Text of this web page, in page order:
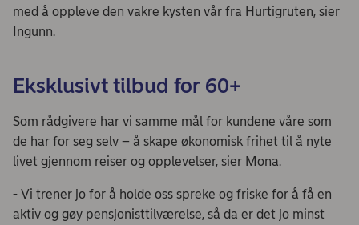
med å oppleve den vakre kysten vår fra Hurtigruten, sier
Ingunn.
Eksklusivt tilbud for 60+
Som rådgivere har vi samme mål for kundene våre som
de har for seg selv – å skape økonomisk frihet til å nyte
livet gjennom reiser og opplevelser, sier Mona.
- Vi trener jo for å holde oss spreke og friske for å få en
aktiv og gøy pensjonisttilværelse, så da er det jo minst